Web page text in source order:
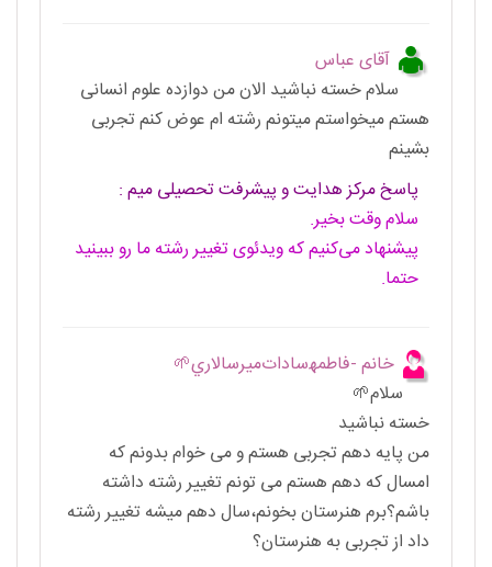
آقای عباس
سلام خسته نباشید الان من دوازده علوم انسانی
هستم میخواستم میتونم رشته ام عوض کنم تجربی
بشینم
پاسخ مرکز هدایت و پیشرفت تحصیلی میم :
سلام وقت بخیر.
پیشنهاد می‌کنیم که ویدئوی تغییر رشته ما رو ببینید
حتما.
خانم -فاطمھ‌سادات‌میرسالاري🌱
سلام🌱
خسته نباشید
من پایه دهم تجربی هستم و می خوام بدونم که
امسال که دهم هستم می تونم تغییر رشته داشته
باشم؟برم هنرستان بخونم،سال دهم میشه تغییر رشته
داد از تجربی به هنرستان؟